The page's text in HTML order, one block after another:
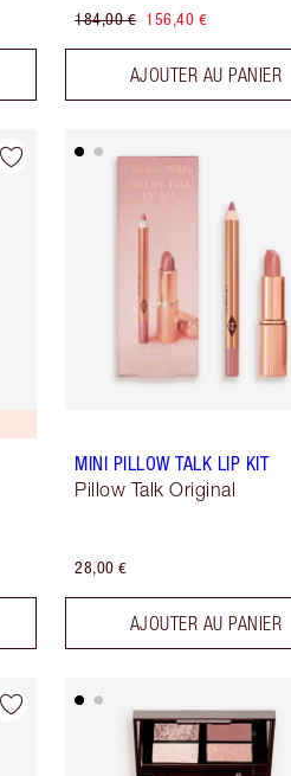
184,00 € 156,40 €
AJOUTER AU PANIER
MINI PILLOW TALK LIP KIT
Pillow Talk Original
28,00 €
AJOUTER AU PANIER